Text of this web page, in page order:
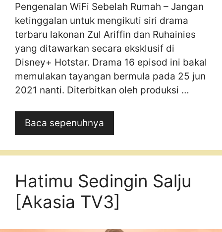
Pengenalan WiFi Sebelah Rumah – Jangan
ketinggalan untuk mengikuti siri drama
terbaru lakonan Zul Ariffin dan Ruhainies
yang ditawarkan secara eksklusif di
Disney+ Hotstar. Drama 16 episod ini bakal
memulakan tayangan bermula pada 25 jun
2021 nanti. Diterbitkan oleh produksi …
Baca sepenuhnya
Hatimu Sedingin Salju
[Akasia TV3]